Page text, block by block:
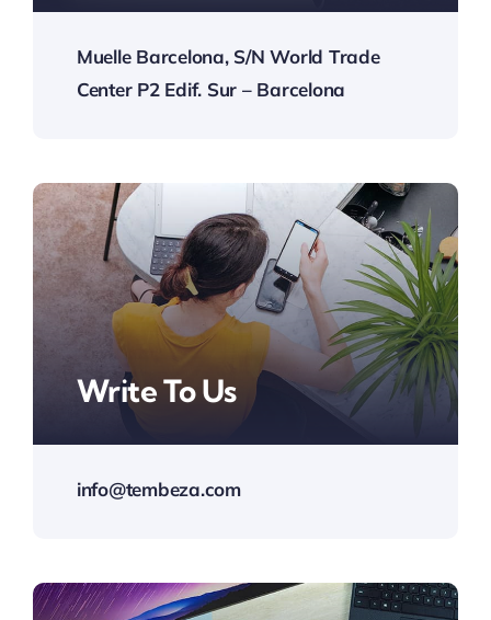
Muelle Barcelona, S/N World Trade
Center P2 Edif. Sur – Barcelona
Write To Us
info@tembeza.com